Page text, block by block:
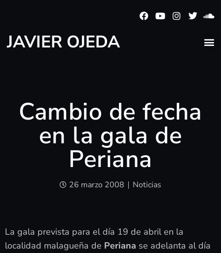
JAVIER OJEDA
Cambio de fecha
en la gala de
Periana
26 marzo 2008 Noticias
La gala prevista para el día 19 de abril en la
localidad malagueña de Periana se adelanta al día